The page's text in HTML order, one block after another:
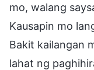
mo, walang
Kausapin mo
Bakit kailangan
lahat ng